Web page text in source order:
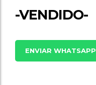
-VENDIDO-
ENVIAR WHATSAPP